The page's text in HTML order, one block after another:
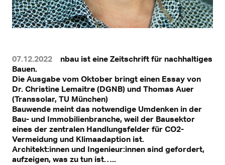
07.12.2022
nbau ist eine Zeitschrift für nachhaltiges
Bauen.
Die Ausgabe vom Oktober bringt einen Essay von
Dr. Christine Lemaitre (DGNB) und Thomas Auer
(Transsolar, TU München)
Bauwende meint das notwendige Umdenken in der
Bau- und Immobilienbranche, weil der Bausektor
eines der zentralen Handlungsfelder für CO2-
Vermeidung und Klimaadaption ist.
Architekt:innen und Ingenieur:innen sind gefordert,
aufzeigen, was zu tun ist…..